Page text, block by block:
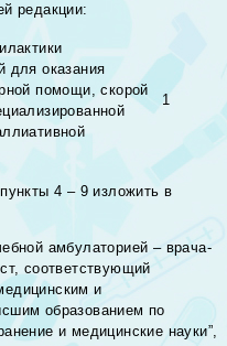
редакции:
для оказания
помощи, скорой
1
4 – 9 изложить в
амбулаторией – врача-
соответствующий
и
образованием по
и медицинские науки”,